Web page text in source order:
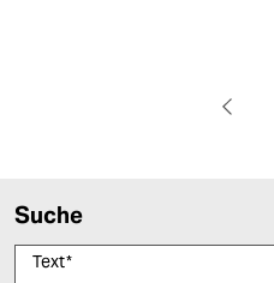
Suche
Text*